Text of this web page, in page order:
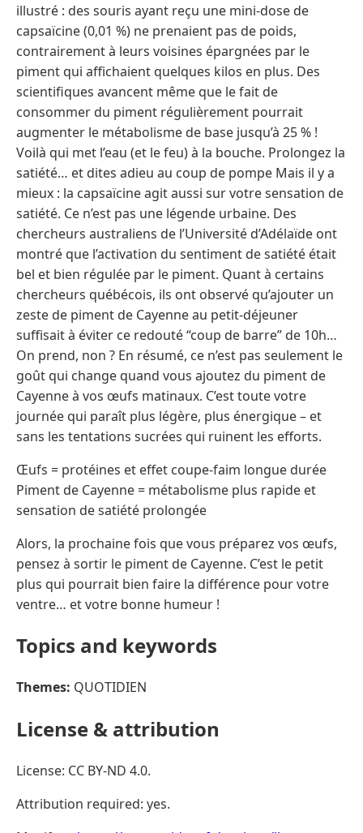
illustré : des souris ayant reçu une mini-dose de
capsaïcine (0,01 %) ne prenaient pas de poids,
contrairement à leurs voisines épargnées par le
piment qui affichaient quelques kilos en plus. Des
scientifiques avancent même que le fait de
consommer du piment régulièrement pourrait
augmenter le métabolisme de base jusqu’à 25 % !
Voilà qui met l’eau (et le feu) à la bouche. Prolongez la
satiété… et dites adieu au coup de pompe Mais il y a
mieux : la capsaïcine agit aussi sur votre sensation de
satiété. Ce n’est pas une légende urbaine. Des
chercheurs australiens de l’Université d’Adélaïde ont
montré que l’activation du sentiment de satiété était
bel et bien régulée par le piment. Quant à certains
chercheurs québécois, ils ont observé qu’ajouter un
zeste de piment de Cayenne au petit-déjeuner
suffisait à éviter ce redouté “coup de barre” de 10h…
On prend, non ? En résumé, ce n’est pas seulement le
goût qui change quand vous ajoutez du piment de
Cayenne à vos œufs matinaux. C’est toute votre
journée qui paraît plus légère, plus énergique – et
sans les tentations sucrées qui ruinent les efforts.
Œufs = protéines et effet coupe-faim longue durée
Piment de Cayenne = métabolisme plus rapide et
sensation de satiété prolongée
Alors, la prochaine fois que vous préparez vos œufs,
pensez à sortir le piment de Cayenne. C’est le petit
plus qui pourrait bien faire la différence pour votre
ventre… et votre bonne humeur !
Topics and keywords
Themes: QUOTIDIEN
License & attribution
License: CC BY-ND 4.0.
Attribution required: yes.